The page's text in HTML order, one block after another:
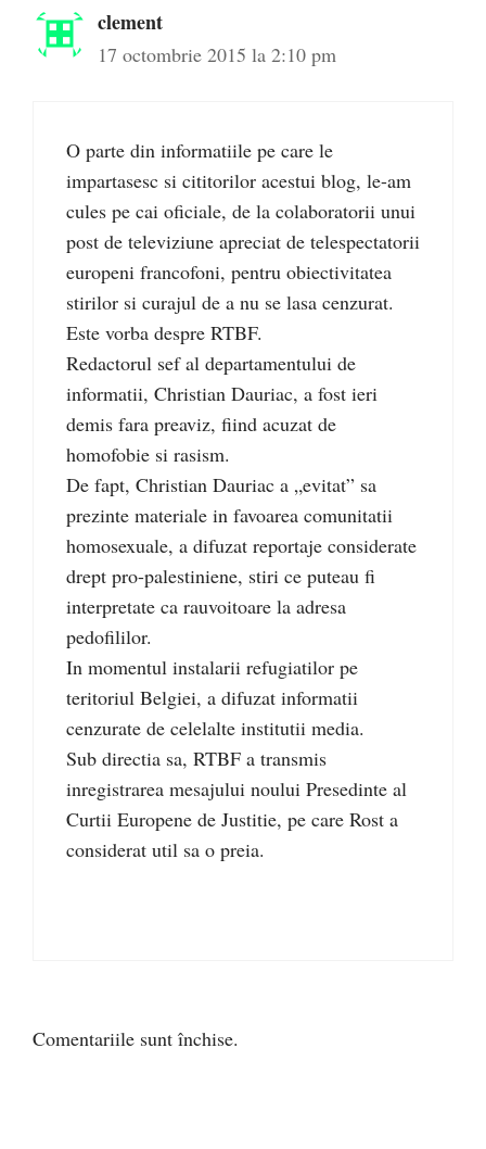
clement
17 octombrie 2015 la 2:10 pm
O parte din informatiile pe care le
impartasesc si cititorilor acestui blog, le-am
cules pe cai oficiale, de la colaboratorii unui
post de televiziune apreciat de telespectatorii
europeni francofoni, pentru obiectivitatea
stirilor si curajul de a nu se lasa cenzurat.
Este vorba despre RTBF.
Redactorul sef al departamentului de
informatii, Christian Dauriac, a fost ieri
demis fara preaviz, fiind acuzat de
homofobie si rasism.
De fapt, Christian Dauriac a „evitat” sa
prezinte materiale in favoarea comunitatii
homosexuale, a difuzat reportaje considerate
drept pro-palestiniene, stiri ce puteau fi
interpretate ca rauvoitoare la adresa
pedofililor.
In momentul instalarii refugiatilor pe
teritoriul Belgiei, a difuzat informatii
cenzurate de celelalte institutii media.
Sub directia sa, RTBF a transmis
inregistrarea mesajului noului Presedinte al
Curtii Europene de Justitie, pe care Rost a
considerat util sa o preia.
Comentariile sunt închise.